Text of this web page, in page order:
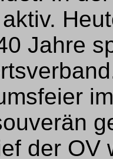
Jahre
der OV